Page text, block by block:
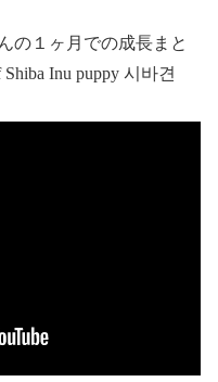
の１ヶ月での成長まと
Inu puppy 시바견